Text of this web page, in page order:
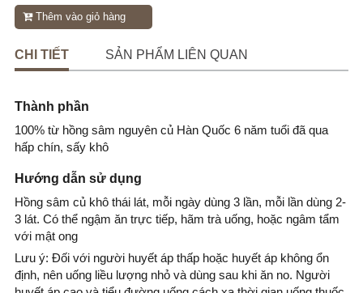
Thêm vào giỏ hàng
CHI TIẾT SẢN PHẨM LIÊN QUAN
Thành phần
100% từ hồng sâm nguyên củ Hàn Quốc 6 năm tuổi đã qua
hấp chín, sấy khô
Hướng dẫn sử dụng
Hồng sâm củ khô thái lát, mỗi ngày dùng 3 lần, mỗi lần dùng 2-
3 lát. Có thể ngậm ăn trực tiếp, hãm trà uống, hoặc ngâm tẩm
với mật ong
Lưu ý: Đối với người huyết áp thấp hoặc huyết áp không ổn
định, nên uống liều lượng nhỏ và dùng sau khi ăn no. Người